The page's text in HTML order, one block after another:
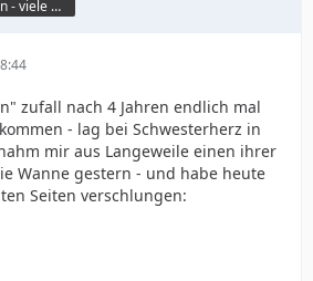
Viele Gedanken - viele Worte
zufall nach 4 Jahren endlich mal
- lag bei Schwesterherz in
mir aus Langeweile einen ihrer
Wanne gestern - und habe heute
Seiten verschlungen: